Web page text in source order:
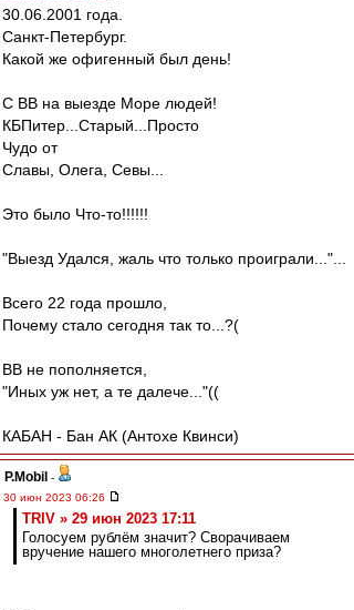
30.06.2001 года.
Санкт-Петербург.
Какой же офигенный был день!
С ВВ на выезде Море людей!
КБПитер...Старый...Просто
Чудо от
Славы, Олега, Севы...
Это было Что-то!!!!!!
"Выезд Удался, жаль что только проиграли..."...
Всего 22 года прошло,
Почему стало сегодня так то...?(
ВВ не пополняется,
"Иных уж нет, а те далече..."((
КАБАН - Бан АК (Антохе Квинси)
P.Mobil -
30 июн 2023 06:26
TRIV » 29 июн 2023 17:11
Голосуем рублём значит? Сворачиваем
вручение нашего многолетнего приза?